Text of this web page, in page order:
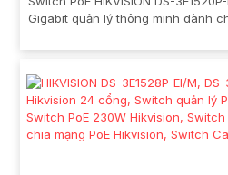
Gigabit quản lý thông minh dành